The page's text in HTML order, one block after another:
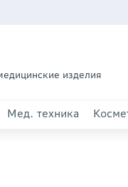
изделия
Мед. техника